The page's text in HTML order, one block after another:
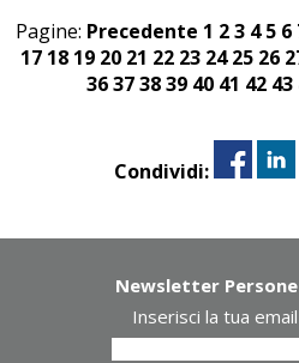
Pagine: Precedente 1 2 3 4 5 6
17 18 19 20 21 22 23 24 25 26
36373839 40 41 42 43
Condividi:
Newsletter
Inserisci la tua